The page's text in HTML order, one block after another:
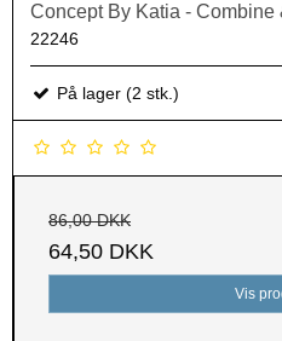
Concept By Katia -
22246
På lager (2 stk.)
86,00 DKK
64,50 DKK
Vis